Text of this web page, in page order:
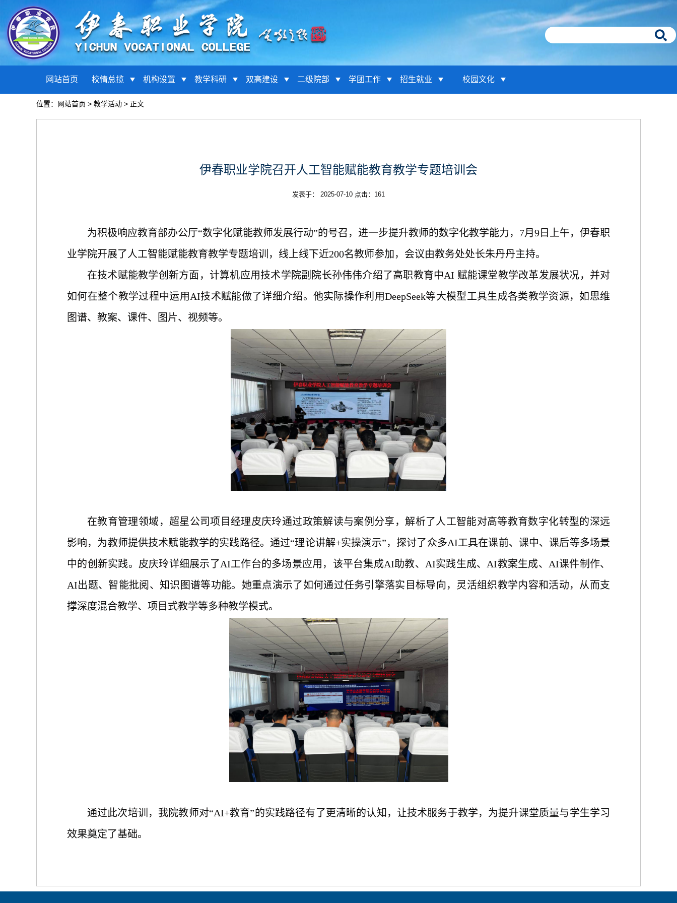
网站首页 校情总揽 机构设置 教学科研 双高建设 二级院部 学团工作 招生就业 校园文化
位置： 网站首页 > 教学活动 > 正文
伊春职业学院召开人工智能赋能教育教学专题培训会
发表于： 2025-07-10 点击： 161
为积极响应教育部办公厅“数字化赋能教师发展行动”的号召， 进一步提升教师的数字化教学能力， 7月9日上午，伊春职
业学院开展了人工智能赋能教育教学专题培训， 线上线下近200名教师参加 ， 会议由教务处处长朱丹丹主持。
在技术赋能教学创新方面，计算机应用技术学院副院长孙伟伟介绍了高职教育中AI 赋能课堂教学改革发展状况，并对
如何在整个教学过程中运用AI技术赋能做了详细介绍。 他实际操作利用DeepSeek等大模型工具生成各类教学资源， 如 思维
图谱、教案、课件、图片、视频等。
在教育管理领域，超星公司项目经理皮庆玲通过政策解读与案例分享，解析了人工智能对高等教育数字化转型的深远
影响，为教师提供技术赋能教学的实践路径。通过“理论讲解+实操演示”，探讨了众多AI工具在课前、课中、课后等多场景
中的创新实践。皮庆玲详细展示了AI工作台的多场景应用，该平台集成AI助教、AI实践生成、AI教案生成、AI课件制作、
AI出题、智能批阅、知识图谱等功能。 她重点演示了如何通过任务引擎落实目标导向，灵活组织教学内容和活动，从而支
撑深度混合教学、项目式教学等多种教学模式。
通过此次培训，我院教师对“AI+教育”的实践路径有了 更清晰的认知，让技术服务于教学， 为提升课堂质量与学生学习
效果奠定了基础。